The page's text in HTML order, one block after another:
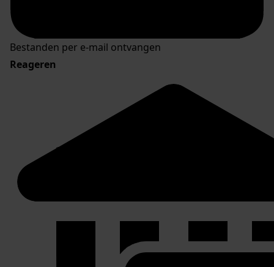
Bestanden per e-mail ontvangen
Reageren